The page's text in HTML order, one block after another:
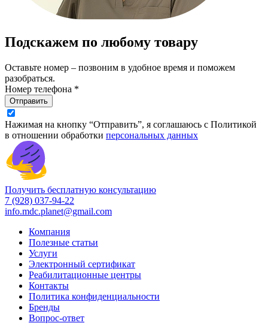
Подскажем по любому товару
Оставьте номер – позвоним в удобное время и поможем
разобраться.
Номер телефона *
Отправить
Нажимая на кнопку “Отправить”, я соглашаюсь с Политикой
в отношении обработки персональных данных
Получить бесплатную консультацию
7 (928) 037-94-22
info.mdc.planet@gmail.com
Компания
Полезные статьи
Услуги
Электронный сертификат
Реабилитационные центры
Контакты
Политика конфиденциальности
Бренды
Вопрос-ответ